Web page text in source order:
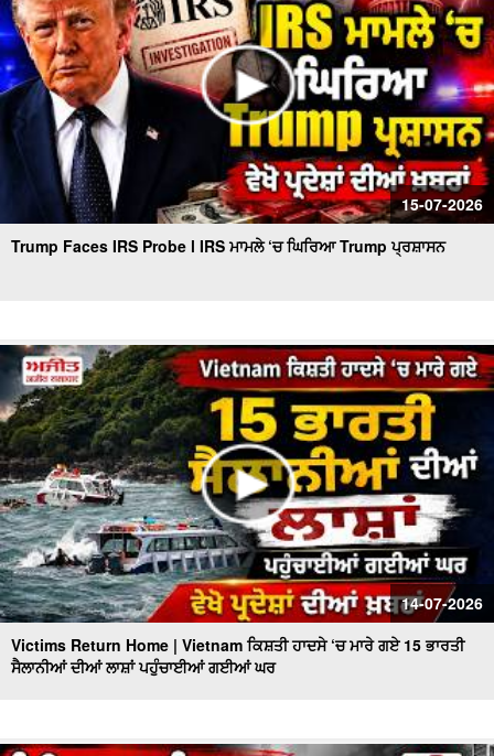
15-07-2026
Trump Faces IRS Probe l IRS ਮਾਮਲੇ ‘ਚ ਘਿਰਿਆ Trump ਪ੍ਰਸ਼ਾਸਨ
14-07-2026
Victims Return Home | Vietnam ਕਿਸ਼ਤੀ ਹਾਦਸੇ ‘ਚ ਮਾਰੇ ਗਏ 15 ਭਾਰਤੀ
ਸੈਲਾਨੀਆਂ ਦੀਆਂ ਲਾਸ਼ਾਂ ਪਹੁੰਚਾਈਆਂ ਗਈਆਂ ਘਰ